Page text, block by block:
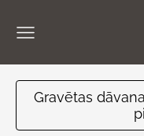
Gravētas